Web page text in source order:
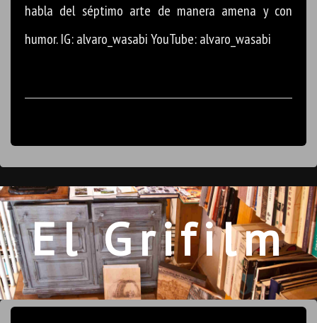
habla del séptimo arte de manera amena y con
humor. IG: alvaro_wasabi YouTube: alvaro_wasabi
El Grifilm